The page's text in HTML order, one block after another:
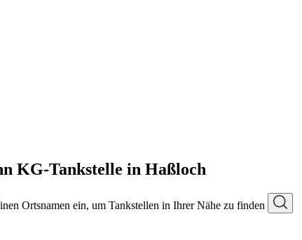
KG-Tankstelle in Haßloch
Ortsnamen ein, um Tankstellen in Ihrer Nähe zu finden